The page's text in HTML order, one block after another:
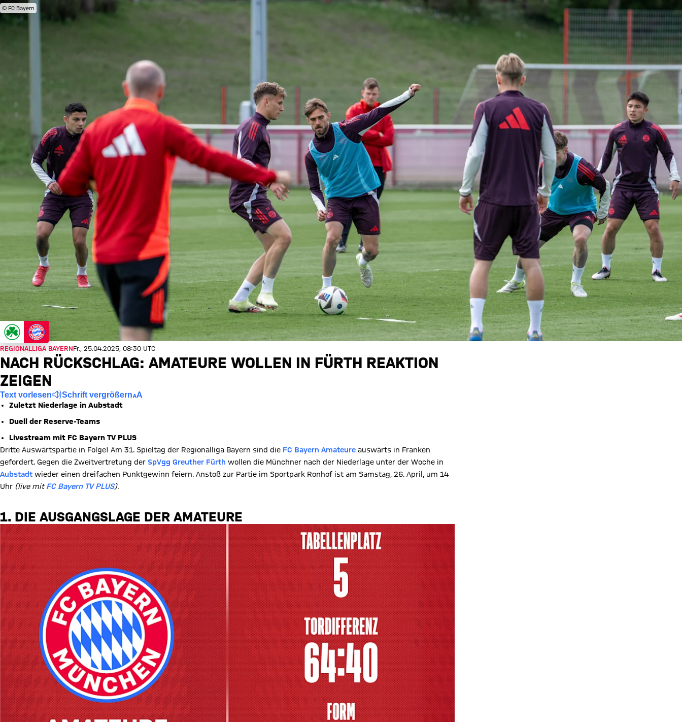
© FC Bayern
REGIONALLIGA BAYERNFr., 25.04.2025, 08:30 UTC
NACH RÜCKSCHLAG: AMATEURE WOLLEN IN FÜRTH REAKTION
ZEIGEN
Text vorlesen Schrift vergrößern
Zuletzt Niederlage in Aubstadt
Duell der Reserve-Teams
Livestream mit FC Bayern TV PLUS
Dritte Auswärtspartie in Folge! Am 31. Spieltag der Regionalliga Bayern sind die FC Bayern Amateure auswärts in Franken
gefordert. Gegen die Zweitvertretung der SpVgg Greuther Fürth wollen die Münchner nach der Niederlage unter der Woche in
Aubstadt wieder einen dreifachen Punktgewinn feiern. Anstoß zur Partie im Sportpark Ronhof ist am Samstag, 26. April, um 14
Uhr (live mitFC Bayern TV PLUS).
1. DIE AUSGANGSLAGE DER AMATEURE